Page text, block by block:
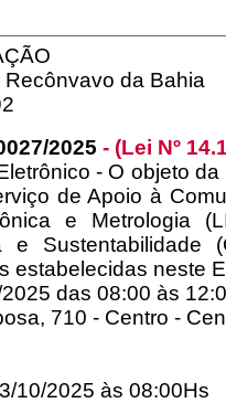
da Bahia
2025 - (Lei Nº
- O objeto
de Apoio à
e Metrologia
e Sustentabilidade
estabelecidas neste
das 08:00 às
710 - Centro -
10/2025 às 08:00Hs